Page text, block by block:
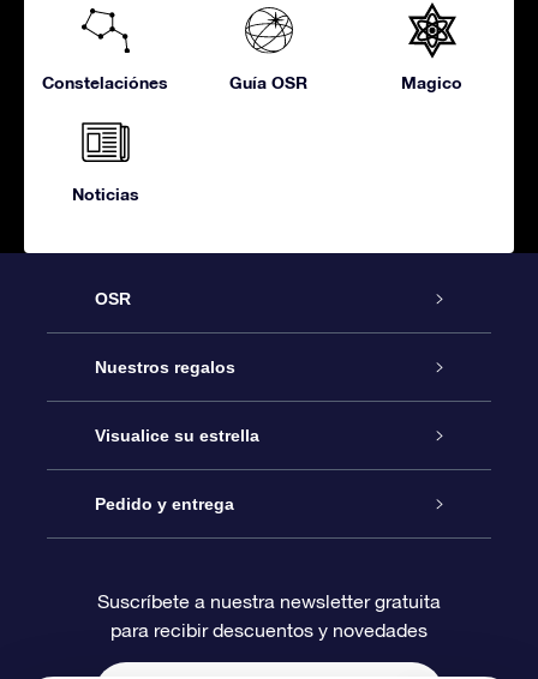
Constelaciónes Guía OSR Magico
Noticias
OSR
Atención
Contáctanos
Blog
Reseñas
Nuestros regalos
Regalo Estrella Online
Paquete de Regalo OSR
Tarjeta de Regalo OSR
Visualice su estrella
Registro estelar
Página de Estrella Personalizada
Pedido y entrega
Información de Pago
Suscríbete a nuestra newsletter gratuita
para recibir descuentos y novedades